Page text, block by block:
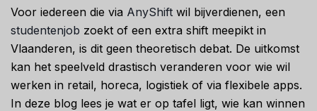
Voor iedereen die via AnyShift wil bijverdienen, een
studentenjob zoekt of een extra shift meepikt in
Vlaanderen, is dit geen theoretisch debat. De uitkomst
kan het speelveld drastisch veranderen voor wie wil
werken in retail, horeca, logistiek of via flexibele apps.
In deze blog lees je wat er op tafel ligt, wie kan winnen